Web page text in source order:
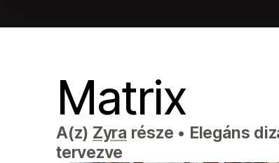
Matrix
A(z) Zyra része • Elegáns
tervezve